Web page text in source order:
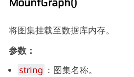
将图集挂载至数据库内存。
参数：
string ：图集名称。